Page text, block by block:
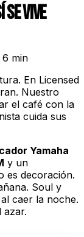
SE VIVE
6 min
En Licensed
Nuestro
el café con la
cuida sus
Yamaha
y un
es decoración.
Soul y
caer la noche.
azar.